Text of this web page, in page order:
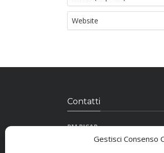
Gestisci Consenso
Contatti
RM RICAR
Viale Principe, Traversa via